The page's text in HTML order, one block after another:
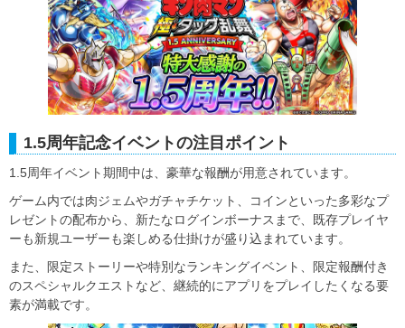
1.5周年記念イベントの注目ポイント
1.5周年イベント期間中は、豪華な報酬が用意されています。
ゲーム内では肉ジェムやガチャチケット、コインといった多彩なプ
レゼントの配布から、新たなログインボーナスまで、既存プレイヤ
ーも新規ユーザーも楽しめる仕掛けが盛り込まれています。
また、限定ストーリーや特別なランキングイベント、限定報酬付き
のスペシャルクエストなど、継続的にアプリをプレイしたくなる要
素が満載です。